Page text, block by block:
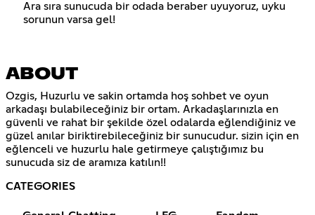
Ara sıra sunucuda bir odada beraber uyuyoruz, uyku
sorunun varsa gel!
ABOUT
Ozgis, Huzurlu ve sakin ortamda hoş sohbet ve oyun
arkadaşı bulabileceğiniz bir ortam. Arkadaşlarınızla en
güvenli ve rahat bir şekilde özel odalarda eğlendiğiniz ve
güzel anılar biriktirebileceğiniz bir sunucudur. sizin için en
eğlenceli ve huzurlu hale getirmeye çalıştığımız bu
sunucuda siz de aramıza katılın!!
CATEGORIES